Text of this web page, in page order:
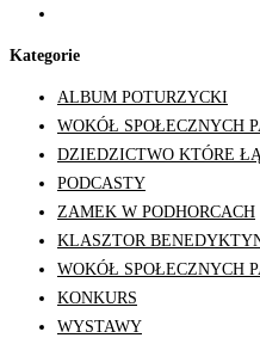
Kategorie
ALBUM POTURZYCKI
WOKÓŁ SPOŁECZNYCH
DZIEDZICTWO KTÓRE
PODCASTY
ZAMEK W PODHORCACH
KLASZTOR
WOKÓŁ SPOŁECZNYCH
KONKURS
WYSTAWY